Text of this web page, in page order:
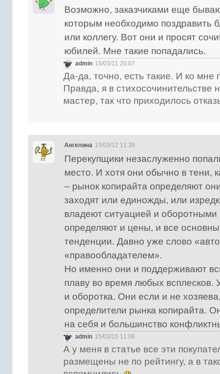
Возможно, заказчиками еще
которым необходимо поздравить
или коллегу. Вот они и просят
юбилей. Мне такие попадались.
admin 15/03/11 20:07
Да-да, точно, есть такие. И ко мне
Правда, я в стихосочинительстве
мастер, так что приходилось
Ангелина 15/03/12 11:38
Перекупщики незаслуженно
место. И хотя они обычно в тени,
– рынок копирайта определяют
заходят или единожды, или
владеют ситуацией и
определяют и цены, и все
тенденции. Давно уже слово
«правообладателем».
Но именно они и поддерживают
плаву во время любых всплесков.
и оборотка. Они если и не
определители рынка копирайта.
на себя и большинство
admin 15/03/15 11:06
А у меня в статье все эти
размещены не по рейтингу, а в